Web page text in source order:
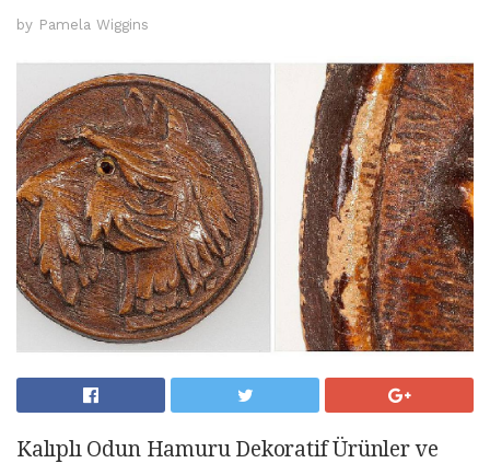
by Pamela Wiggins
Kalıplı Odun Hamuru Dekoratif Ürünler ve